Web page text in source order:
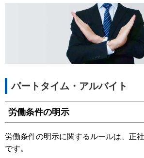
パートタイム・アルバイト
労働条件の明示
労働条件の明示に関するルールは、正
です。